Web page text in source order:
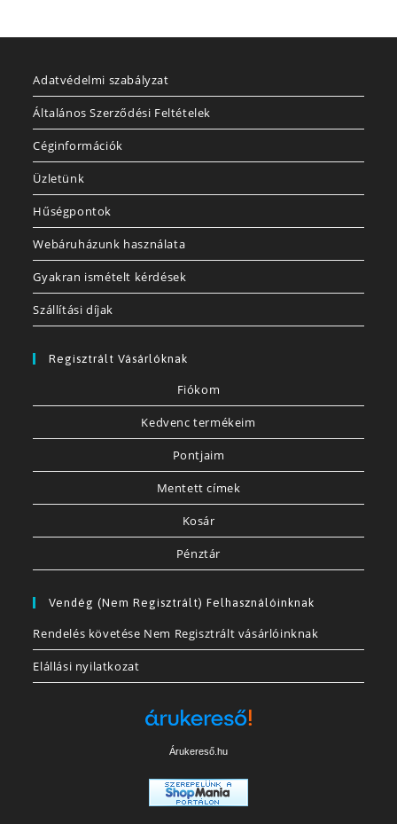
Adatvédelmi szabályzat
Általános Szerződési Feltételek
Céginformációk
Üzletünk
Hűségpontok
Webáruházunk használata
Gyakran ismételt kérdések
Szállítási díjak
Regisztrált Vásárlóknak
Fiókom
Kedvenc termékeim
Pontjaim
Mentett címek
Kosár
Pénztár
Vendég (nem Regisztrált) Felhasználóinknak
Rendelés követése Nem Regisztrált vásárlóinknak
Elállási nyilatkozat
Árukereső.hu